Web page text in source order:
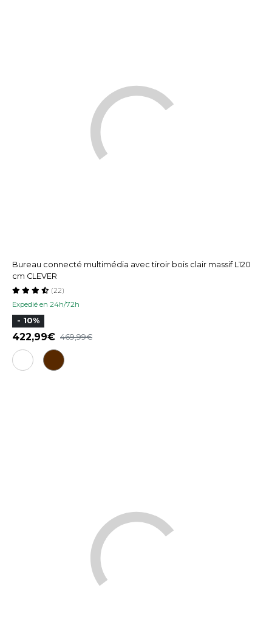
Bureau connecté multimédia avec tiroir bois clair massif L120
cm CLEVER
Expedié en 24h/72h
(22)
- 10%
422,99 469,99